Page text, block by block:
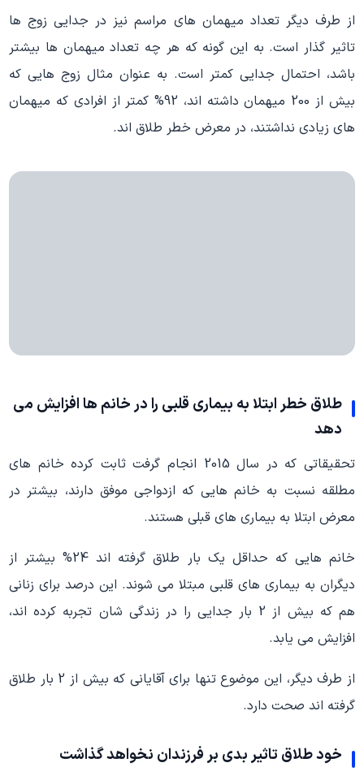
از طرف دیگر تعداد میهمان های مراسم نیز در جدایی زوج ها
تاثیر گذار است. به این گونه که هر چه تعداد میهمان ها بیشتر
باشد، احتمال جدایی کمتر است. به عنوان مثال زوج هایی که
بیش از 200 میهمان داشته اند، 92% کمتر از افرادی که میهمان
های زیادی نداشتند، در معرض خطر طلاق اند.
طلاق خطر ابتلا به بیماری قلبی را در خانم ها افزایش می
دهد
تحقیقاتی که در سال 2015 انجام گرفت ثابت کرده خانم های
مطلقه نسبت به خانم هایی که ازدواجی موفق دارند، بیشتر در
معرض ابتلا به بیماری های قبلی هستند.
خانم هایی که حداقل یک بار طلاق گرفته اند 24% بیشتر از
دیگران به بیماری های قلبی مبتلا می شوند. این درصد برای زنانی
هم که بیش از 2 بار جدایی را در زندگی شان تجربه کرده اند،
افزایش می یابد.
از طرف دیگر، این موضوع تنها برای آقایانی که بیش از 2 بار طلاق
گرفته اند صحت دارد.
خود طلاق تاثیر بدی بر فرزندان نخواهد گذاشت